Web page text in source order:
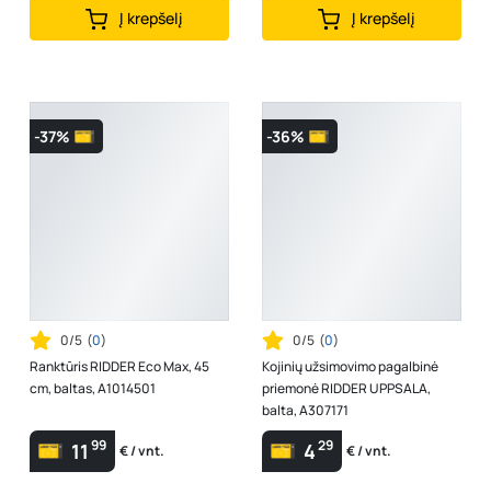
Į krepšelį Į krepšelį
-37%
0/5 (0)
Ranktūris RIDDER Eco Max, 45
cm, baltas, A1014501
11 99 € / vnt.
-36%
0/5 (0)
Kojinių užsimovimo pagalbinė
priemonė RIDDER UPPSALA,
balta, A307171
429 € / vnt.